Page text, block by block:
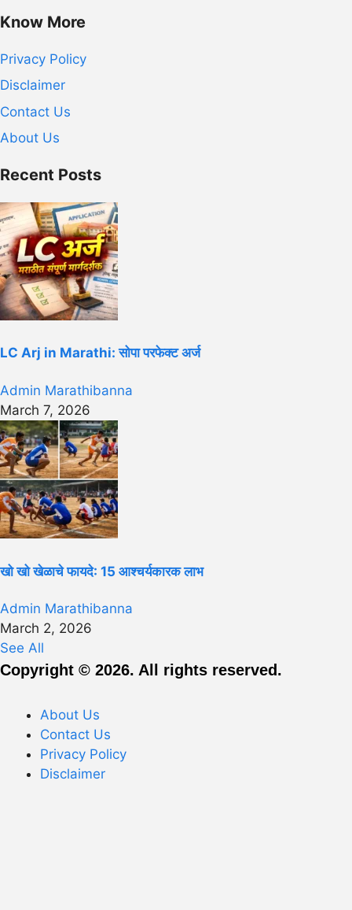
Know More
Privacy Policy
Disclaimer
Contact Us
About Us
Recent Posts
LC Arj in Marathi: सोपा परफेक्ट अर्ज
Admin Marathibanna
March 7, 2026
खो खो खेळाचे फायदे: 15 आश्चर्यकारक लाभ
Admin Marathibanna
March 2, 2026
See All
Copyright © 2026. All rights reserved.
About Us
Contact Us
Privacy Policy
Disclaimer